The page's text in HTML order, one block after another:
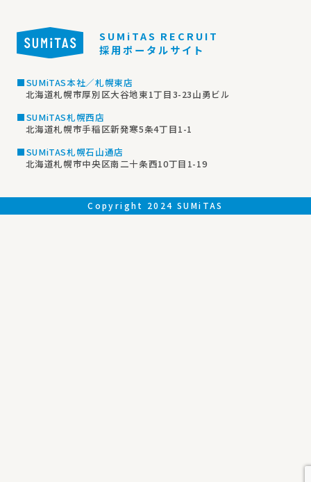
SUMiTAS RECRUIT
採用ポータルサイト
■SUMiTAS本社／札幌東店
北海道札幌市厚別区大谷地東1丁目3-23山勇ビル
■SUMiTAS札幌西店
北海道札幌市手稲区新発寒5条4丁目1-1
■SUMiTAS札幌石山通店
北海道札幌市中央区南二十条西10丁目1-19
Copyright 2024 SUMiTAS